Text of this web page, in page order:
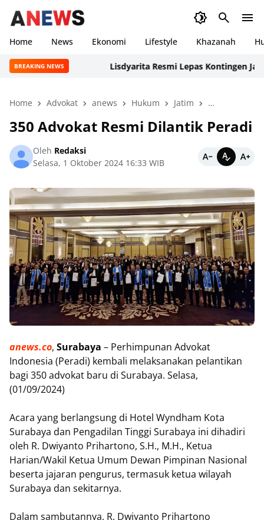
Home News Ekonomi Lifestyle Khazanah
BREAKING NEWS Lisdyarita Resmi Lepas Kontingen Jamnas
Home Advokat anews Hukum Jatim Nasional
350 Advokat Resmi Dilantik Peradi
Oleh Redaksi
Selasa, 1 Oktober 2024 16:33 WIB
anews.co, Surabaya – Perhimpunan Advokat
Indonesia (Peradi) kembali melaksanakan pelantikan
bagi 350 advokat baru di Surabaya. Selasa,
(01/09/2024)
Acara yang berlangsung di Hotel Wyndham Kota
Surabaya dan Pengadilan Tinggi Surabaya ini dihadiri
oleh R. Dwiyanto Prihartono, S.H., M.H., Ketua
Harian/Wakil Ketua Umum Dewan Pimpinan Nasional
beserta jajaran pengurus, termasuk ketua wilayah
Surabaya dan sekitarnya.
Dalam sambutannya, R. Dwiyanto Prihartono